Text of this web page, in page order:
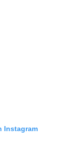
Instagram